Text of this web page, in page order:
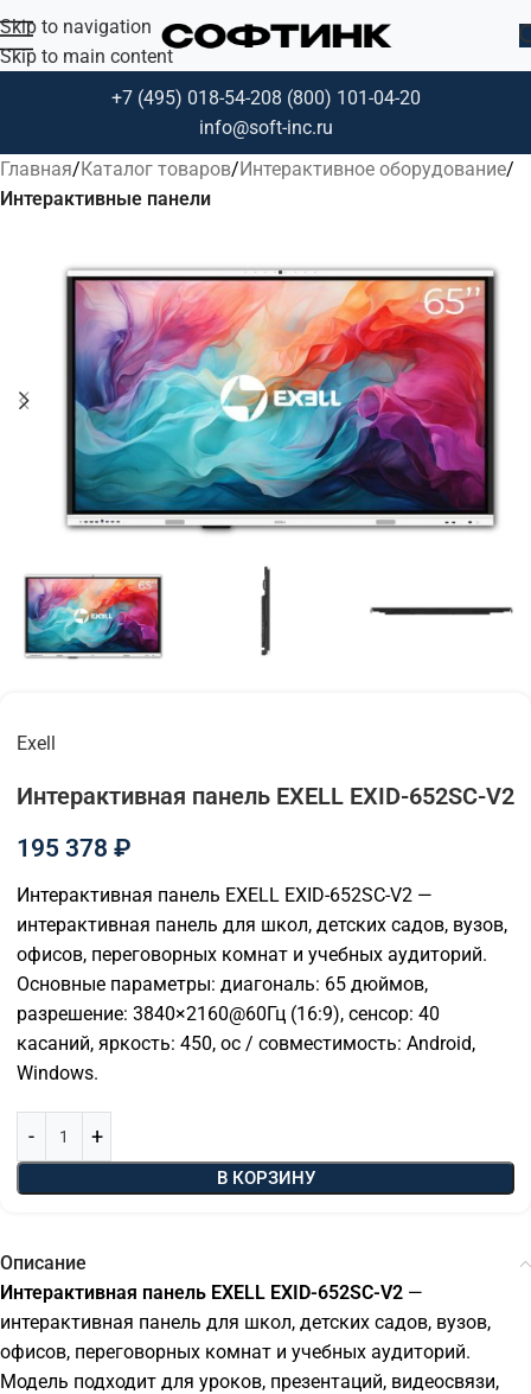
Skip to navigation
Skip to main content
+7 (495) 018-54-208 (800) 101-04-20
info@soft-inc.ru
Главная Каталог товаров Интерактивное оборудование
Интерактивные панели
Exell
Интерактивная панель EXELL EXID-652SC-V2
195 378 ₽
Интерактивная панель EXELL EXID-652SC-V2 —
интерактивная панель для школ, детских садов, вузов,
офисов, переговорных комнат и учебных аудиторий.
Основные параметры: диагональ: 65 дюймов,
разрешение: 3840×2160@60Гц (16:9), сенсор: 40
касаний, яркость: 450, ос / совместимость: Android,
Windows.
В КОРЗИНУ
Описание
Интерактивная панель EXELL EXID-652SC-V2 —
интерактивная панель для школ, детских садов, вузов,
офисов, переговорных комнат и учебных аудиторий.
Модель подходит для уроков, презентаций, видеосвязи,